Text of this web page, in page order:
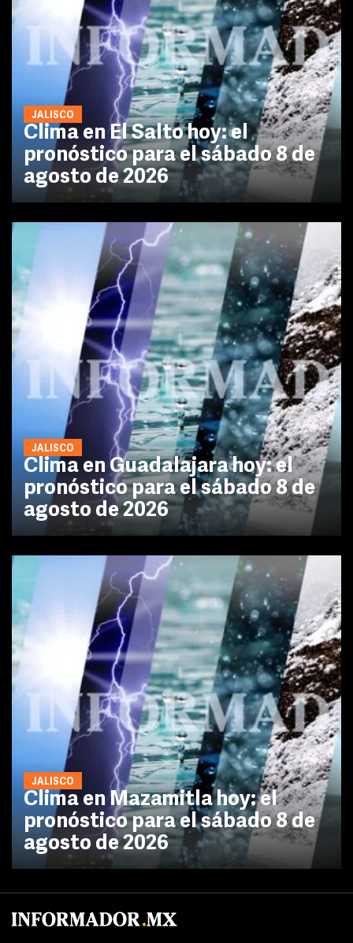
JALISCO
Clima en El Salto hoy: el
pronóstico para el sábado 8 de
agosto de 2026
JALISCO
Clima en Guadalajara hoy: el
pronóstico para el sábado 8 de
agosto de 2026
JALISCO
Clima en Mazamitla hoy: el
pronóstico para el sábado 8 de
agosto de 2026